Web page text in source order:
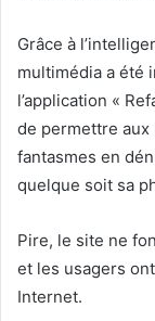
Grâce à
multimédia a été
l’application «
de permettre aux
fantasmes en
quelque soit sa
Pire, le site ne
et les usagers
Internet.